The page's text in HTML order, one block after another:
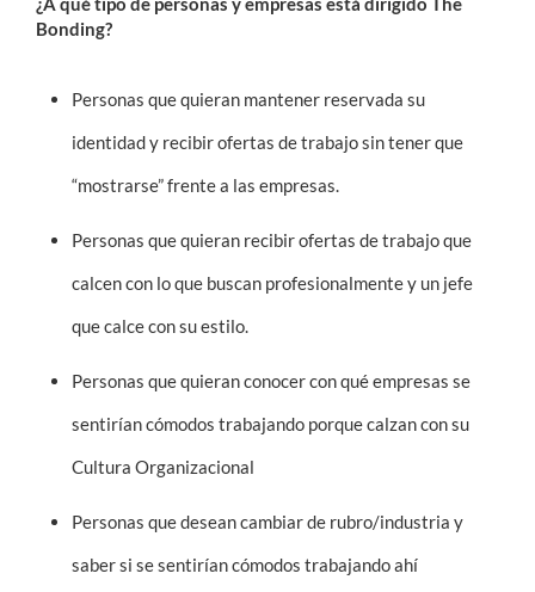
Bonding?
Personas que quieran mantener reservada su
identidad y recibir ofertas de trabajo sin tener que
“mostrarse” frente a las empresas.
Personas que quieran recibir ofertas de trabajo que
calcen con lo que buscan profesionalmente y un jefe
que calce con su estilo.
Personas que quieran conocer con qué empresas se
sentirían cómodos trabajando porque calzan con su
Cultura Organizacional
Personas que desean cambiar de rubro/industria y
saber si se sentirían cómodos trabajando ahí